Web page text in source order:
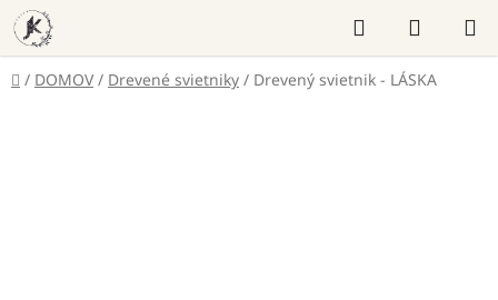
Prejsť
na
obsah
Hľadať
KOŠÍK
Domov
/ DOMOV / Drevené svietniky / Drevený svietnik - LÁSKA